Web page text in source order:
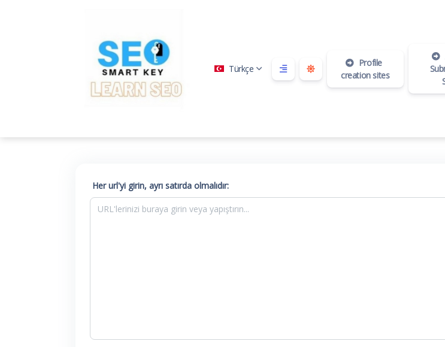
Türkçe
Profile
creation sites
Her url'yi girin, ayrı satırda olmalıdır: